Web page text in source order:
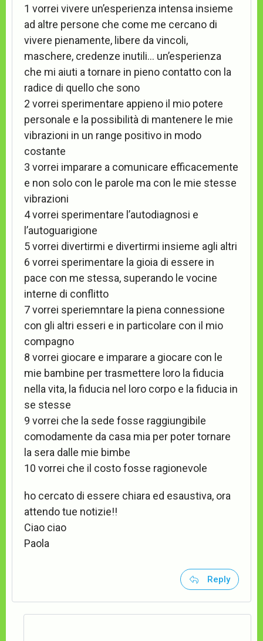
1 vorrei vivere un’esperienza intensa insieme
ad altre persone che come me cercano di
vivere pienamente, libere da vincoli,
maschere, credenze inutili… un’esperienza
che mi aiuti a tornare in pieno contatto con la
radice di quello che sono
2 vorrei sperimentare appieno il mio potere
personale e la possibilità di mantenere le mie
vibrazioni in un range positivo in modo
costante
3 vorrei imparare a comunicare efficacemente
e non solo con le parole ma con le mie stesse
vibrazioni
4 vorrei sperimentare l’autodiagnosi e
l’autoguarigione
5 vorrei divertirmi e divertirmi insieme agli altri
6 vorrei sperimentare la gioia di essere in
pace con me stessa, superando le vocine
interne di conflitto
7 vorrei speriemntare la piena connessione
con gli altri esseri e in particolare con il mio
compagno
8 vorrei giocare e imparare a giocare con le
mie bambine per trasmettere loro la fiducia
nella vita, la fiducia nel loro corpo e la fiducia in
se stesse
9 vorrei che la sede fosse raggiungibile
comodamente da casa mia per poter tornare
la sera dalle mie bimbe
10 vorrei che il costo fosse ragionevole
ho cercato di essere chiara ed esaustiva, ora
attendo tue notizie!!
Ciao ciao
Paola
Reply